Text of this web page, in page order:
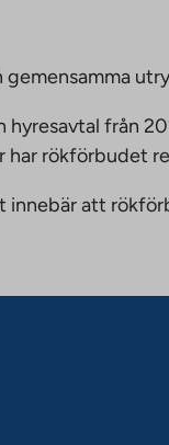
hyresavtal från
har rökförbudet
innebär att